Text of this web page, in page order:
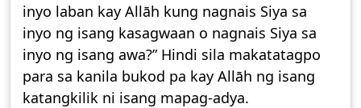
inyo laban kay Allāh kung nagnais Siya sa
inyo ng isang kasagwaan o nagnais Siya sa
inyo ng isang awa?” Hindi sila makatatagpo
para sa kanila bukod pa kay Allāh ng isang
katangkilik ni isang mapag-adya.